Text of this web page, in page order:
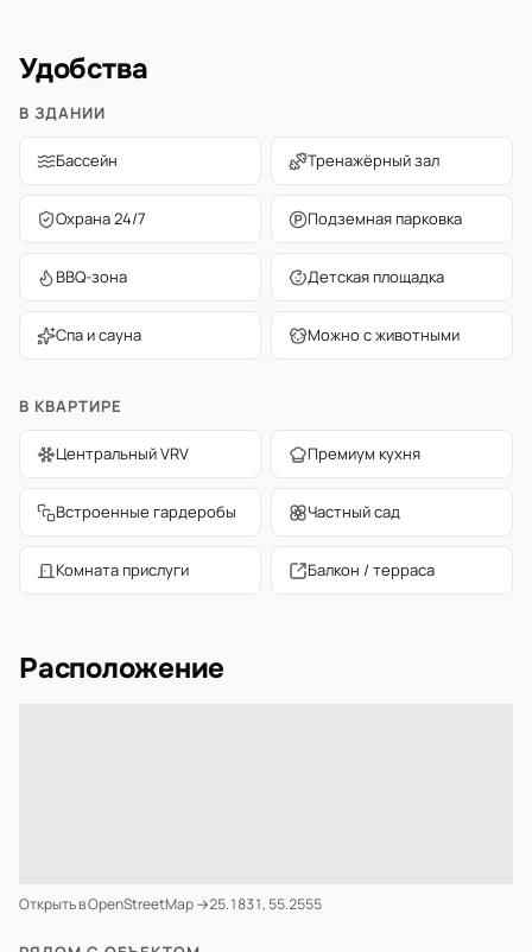
Удобства
В ЗДАНИИ
Бассейн Тренажёрный зал
Охрана 24/7 Подземная парковка
BBQ-зона Детская площадка
Спа и сауна Можно с животными
В КВАРТИРЕ
Центральный VRV Премиум кухня
Встроенные гардеробы Частный сад
Комната прислуги Балкон / терраса
Расположение
Открыть в OpenStreetMap →25.1831, 55.2555